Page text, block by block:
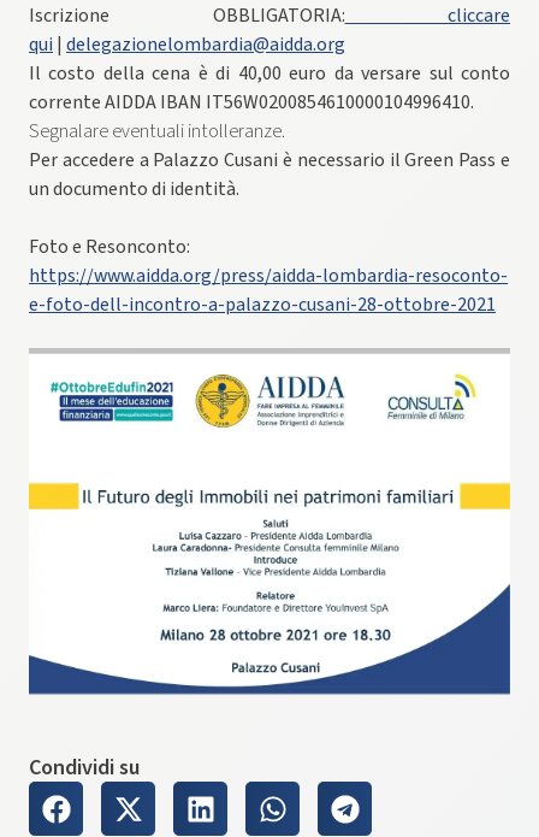
Iscrizione OBBLIGATORIA: cliccare
qui | delegazionelombardia@aidda.org
Il costo della cena è di 40,00 euro da versare sul conto
corrente AIDDA IBAN IT56W0200854610000104996410.
Segnalare eventuali intolleranze.
Per accedere a Palazzo Cusani è necessario il Green Pass e
un documento di identità.
Foto e Resonconto:
https://www.aidda.org/press/aidda-lombardia-resoconto-
e-foto-dell-incontro-a-palazzo-cusani-28-ottobre-2021
Condividi su